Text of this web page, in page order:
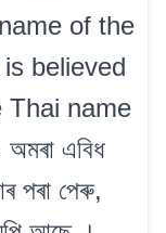
of the
believed
Thai name
এবিধ
পৰা পেৰু,